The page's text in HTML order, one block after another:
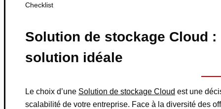
Checklist
Solution de stockage Cloud
solution idéale
Le choix d’une Solution de stockage Cloud est une
scalabilité de votre entreprise. Face à la diversité des